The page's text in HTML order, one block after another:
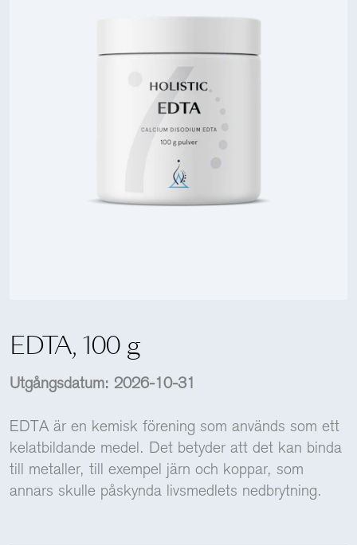
Utbildning
EDTA, 100 g
Utgångsdatum: 2026-10-31
EDTA är en kemisk förening som används som ett
kelatbildande medel. Det betyder att det kan binda
till metaller, till exempel järn och koppar, som
annars skulle påskynda livsmedlets nedbrytning.